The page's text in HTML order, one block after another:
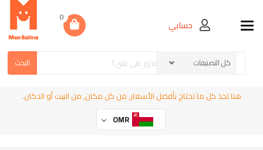
Toggle navigationحسابي
0
البحث
هنا تجد كل ما تحتاج بأفضل الأسعار, من كل مكان, من البيت أو الدكان.
OMR